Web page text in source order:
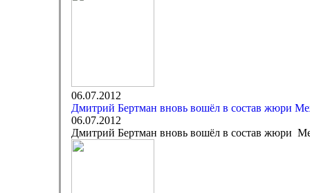
06.07.2012
Дмитрий Бертман вновь вошёл в состав жюри
06.07.2012
Дмитрий Бертман вновь вошёл в состав жюри